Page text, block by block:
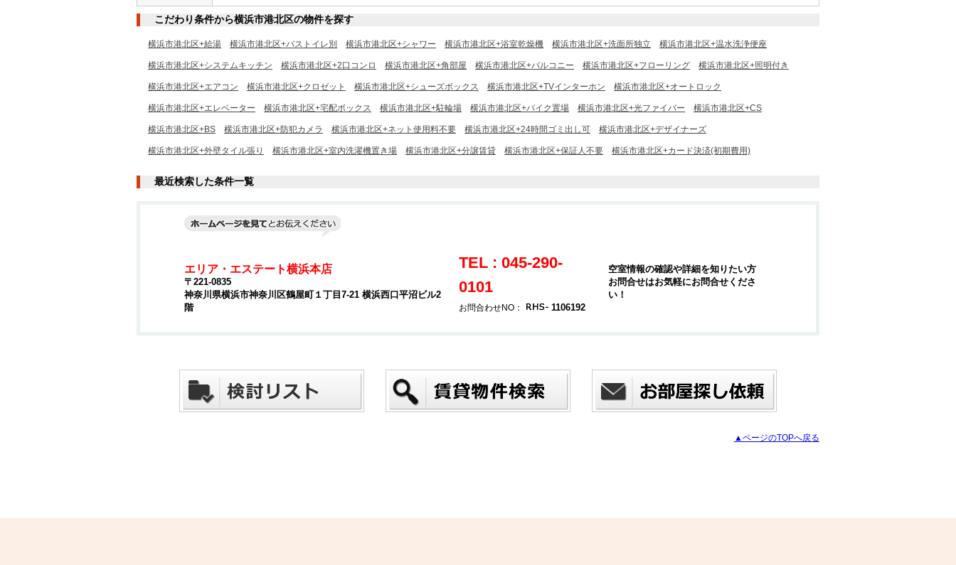
こだわり条件から横浜市港北区の物件を探す
横浜市港北区+給湯 横浜市港北区+バストイレ別 横浜市港北区+シャワー 横浜市港北区+浴室乾燥機 横浜市港北区+洗面所独立 横浜市港北区+温水洗浄便座
横浜市港北区+システムキッチン 横浜市港北区+2口コンロ 横浜市港北区+角部屋 横浜市港北区+バルコニー 横浜市港北区+フローリング 横浜市港北区+照明付き
横浜市港北区+エアコン 横浜市港北区+クロゼット 横浜市港北区+シューズボックス 横浜市港北区+TVインターホン 横浜市港北区+オートロック
横浜市港北区+エレベーター 横浜市港北区+宅配ボックス 横浜市港北区+駐輪場 横浜市港北区+バイク置場 横浜市港北区+光ファイバー 横浜市港北区+CS
横浜市港北区+BS 横浜市港北区+防犯カメラ 横浜市港北区+ネット使用料不要 横浜市港北区+24時間ゴミ出し可 横浜市港北区+デザイナーズ
横浜市港北区+外壁タイル張り 横浜市港北区+室内洗濯機置き場 横浜市港北区+分譲賃貸 横浜市港北区+保証人不要 横浜市港北区+カード決済(初期費用)
最近検索した条件一覧
エリア・エステート横浜本店
〒221-0835
神奈川県横浜市神奈川区鶴屋町１丁目7-21 横浜西口平沼ビル2
階
TEL : 045-290-
0101
お問合わせNO： 1106192
空室情報の確認や詳細を知りたい方
お問合せはお気軽にお問合せくださ
い！
▲ページのTOPへ戻る